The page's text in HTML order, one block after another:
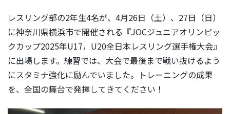
レスリング部の2年生4名が、4月26日（土）、27日（日）
に神奈川県横浜市で開催される『JOCジュニアオリンピッ
クカップ2025年U17，U20全日本レスリング選手権大会』
に出場します。練習では、大会で最後まで戦い抜けるよう
にスタミナ強化に励んでいました。トレーニングの成果
を、全国の舞台で発揮してきてください！